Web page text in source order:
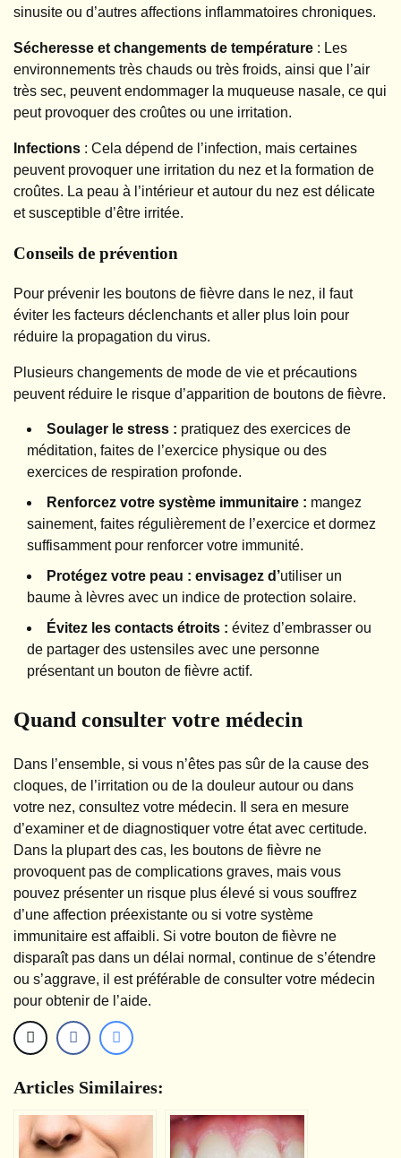
sinusite ou d’autres affections inflammatoires chroniques.
Sécheresse et changements de température : Les
environnements très chauds ou très froids, ainsi que l’air
très sec, peuvent endommager la muqueuse nasale, ce qui
peut provoquer des croûtes ou une irritation.
Infections : Cela dépend de l’infection, mais certaines
peuvent provoquer une irritation du nez et la formation de
croûtes. La peau à l’intérieur et autour du nez est délicate
et susceptible d’être irritée.
Conseils de prévention
Pour prévenir les boutons de fièvre dans le nez, il faut
éviter les facteurs déclenchants et aller plus loin pour
réduire la propagation du virus.
Plusieurs changements de mode de vie et précautions
peuvent réduire le risque d’apparition de boutons de fièvre.
Soulager le stress : pratiquez des exercices de
méditation, faites de l’exercice physique ou des
exercices de respiration profonde.
Renforcez votre système immunitaire : mangez
sainement, faites régulièrement de l’exercice et dormez
suffisamment pour renforcer votre immunité.
Protégez votre peau : envisagez d’utiliser un
baume à lèvres avec un indice de protection solaire.
Évitez les contacts étroits : évitez d’embrasser ou
de partager des ustensiles avec une personne
présentant un bouton de fièvre actif.
Quand consulter votre médecin
Dans l’ensemble, si vous n’êtes pas sûr de la cause des
cloques, de l’irritation ou de la douleur autour ou dans
votre nez, consultez votre médecin. Il sera en mesure
d’examiner et de diagnostiquer votre état avec certitude.
Dans la plupart des cas, les boutons de fièvre ne
provoquent pas de complications graves, mais vous
pouvez présenter un risque plus élevé si vous souffrez
d’une affection préexistante ou si votre système
immunitaire est affaibli. Si votre bouton de fièvre ne
disparaît pas dans un délai normal, continue de s’étendre
ou s’aggrave, il est préférable de consulter votre médecin
pour obtenir de l’aide.
Articles Similaires: